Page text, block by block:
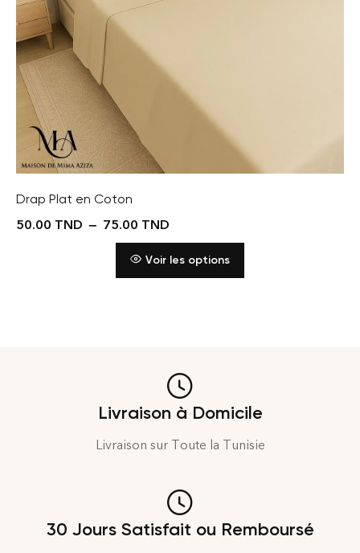
Drap Plat en Coton
50.00 TND – 75.00 TND
Voir les options
Livraison à Domicile
Livraison sur Toute la Tunisie
30 Jours Satisfait ou Remboursé